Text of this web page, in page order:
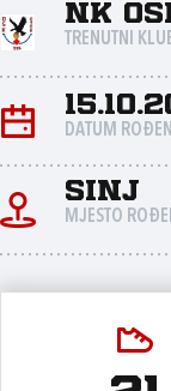
NK
TRENUTNI
DATUM
Sinj
MJESTO